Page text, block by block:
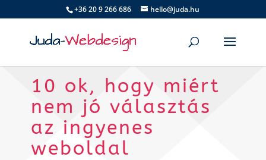
+36 20 9 266 686 hello@juda.hu
10 ok, hogy miért
nem jó választás
az ingyenes
weboldal